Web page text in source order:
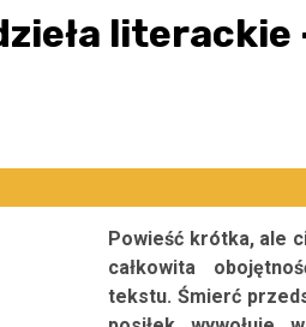
literackie
Powieść krótka, ale
całkowita
tekstu. Śmierć